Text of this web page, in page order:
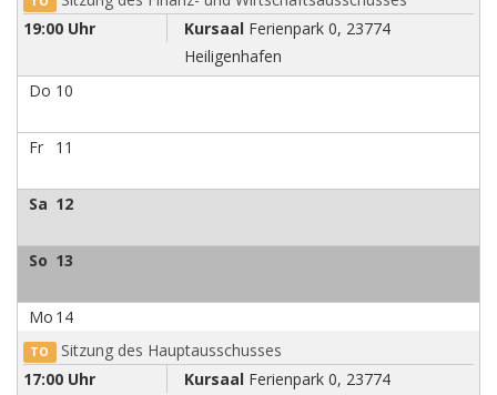
19:00 Uhr
Kursaal Ferienpark 0, 23774
Heiligenhafen
Do 10
Fr 11
Sa 12
So 13
Mo 14
TO Sitzung des Hauptausschusses
17:00 Uhr
Kursaal Ferienpark 0, 23774